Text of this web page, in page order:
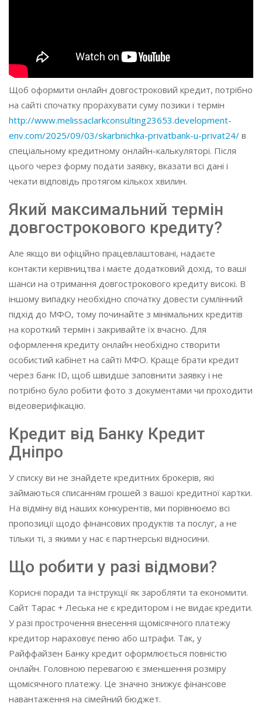
Щоб оформити онлайн довгостроковий кредит, потрібно
на сайті спочатку прорахувати суму позики і термін
http://www.melissaclarkconsulting23653.development-
env.com/2025/09/03/skarbnichka-privatbank-u-privat24/ в
спеціальному кредитному онлайн-калькуляторі. Після
цього через форму подати заявку, вказати всі дані і
чекати відповідь протягом кількох хвилин.
Який максимальний термін
довгострокового кредиту?
Але якщо ви офіційно працевлаштовані, надаєте
контакти керівництва і маєте додатковий дохід, то ваші
шанси на отримання довгострокового кредиту високі. В
іншому випадку необхідно спочатку довести сумлінний
підхід до МФО, тому починайте з мінімальних кредитів
на короткий термін і закривайте їх вчасно. Для
оформлення кредиту онлайн необхідно створити
особистий кабінет на сайті МФО. Краще брати кредит
через банк ID, щоб швидше заповнити заявку і не
потрібно було робити фото з документами чи проходити
відеоверифікацію.
Кредит від Банку Кредит
Дніпро
У списку ви не знайдете кредитних брокерів, які
займаються списанням грошей з вашої кредитної картки.
На відміну від наших конкурентів, ми порівнюємо всі
пропозиції щодо фінансових продуктів та послуг, а не
тільки ті, з якими у нас є партнерські відносини.
Що робити у разі відмови?
Корисні поради та інструкції як заробляти та економити.
Сайт Тарас + Леська не є кредитором і не видає кредити.
У разі прострочення внесення щомісячного платежу
кредитор нараховує пеню або штрафи. Так, у
Райффайзен Банку кредит оформлюється повністю
онлайн. Головною перевагою є зменшення розміру
щомісячного платежу. Це значно знижує фінансове
навантаження на сімейний бюджет.